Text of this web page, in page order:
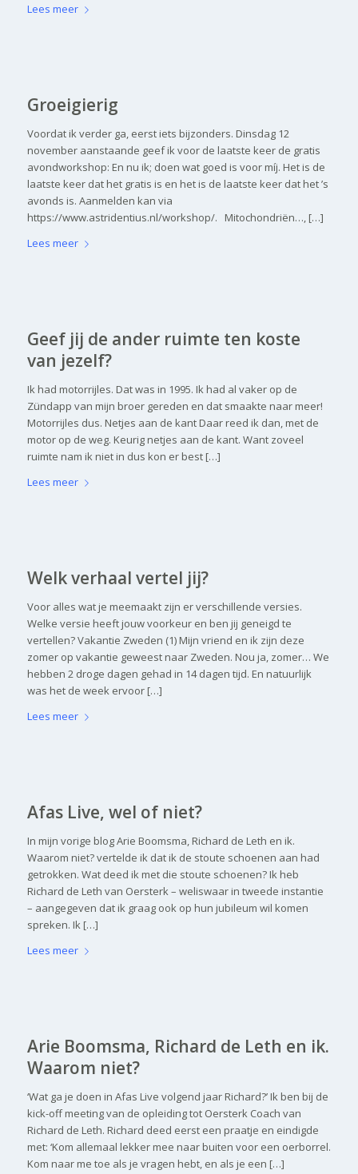
Lees meer
Groeigierig
Voordat ik verder ga, eerst iets bijzonders. Dinsdag 12
november aanstaande geef ik voor de laatste keer de gratis
avondworkshop: En nu ik; doen wat goed is voor míj. Het is de
laatste keer dat het gratis is en het is de laatste keer dat het ’s
avonds is. Aanmelden kan via
https://www.astridentius.nl/workshop/. Mitochondriën…, […]
Lees meer
Geef jij de ander ruimte ten koste
van jezelf?
Ik had motorrijles. Dat was in 1995. Ik had al vaker op de
Zündapp van mijn broer gereden en dat smaakte naar meer!
Motorrijles dus. Netjes aan de kant Daar reed ik dan, met de
motor op de weg. Keurig netjes aan de kant. Want zoveel
ruimte nam ik niet in dus kon er best […]
Lees meer
Welk verhaal vertel jij?
Voor alles wat je meemaakt zijn er verschillende versies.
Welke versie heeft jouw voorkeur en ben jij geneigd te
vertellen? Vakantie Zweden (1) Mijn vriend en ik zijn deze
zomer op vakantie geweest naar Zweden. Nou ja, zomer… We
hebben 2 droge dagen gehad in 14 dagen tijd. En natuurlijk
was het de week ervoor […]
Lees meer
Afas Live, wel of niet?
In mijn vorige blog Arie Boomsma, Richard de Leth en ik.
Waarom niet? vertelde ik dat ik de stoute schoenen aan had
getrokken. Wat deed ik met die stoute schoenen? Ik heb
Richard de Leth van Oersterk – weliswaar in tweede instantie
– aangegeven dat ik graag ook op hun jubileum wil komen
spreken. Ik […]
Lees meer
Arie Boomsma, Richard de Leth en ik.
Waarom niet?
‘Wat ga je doen in Afas Live volgend jaar Richard?’ Ik ben bij de
kick-off meeting van de opleiding tot Oersterk Coach van
Richard de Leth. Richard deed eerst een praatje en eindigde
met: ‘Kom allemaal lekker mee naar buiten voor een oerborrel.
Kom naar me toe als je vragen hebt, en als je een […]